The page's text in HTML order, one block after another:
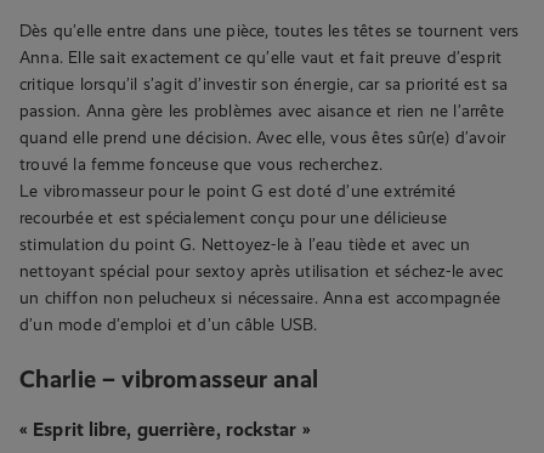
Dès qu’elle entre dans une pièce, toutes les têtes se tournent vers
Anna. Elle sait exactement ce qu’elle vaut et fait preuve d’esprit
critique lorsqu’il s’agit d’investir son énergie, car sa priorité est sa
passion. Anna gère les problèmes avec aisance et rien ne l’arrête
quand elle prend une décision. Avec elle, vous êtes sûr(e) d’avoir
trouvé la femme fonceuse que vous recherchez.
Le vibromasseur pour le point G est doté d’une extrémité
recourbée et est spécialement conçu pour une délicieuse
stimulation du point G. Nettoyez-le à l’eau tiède et avec un
nettoyant spécial pour sextoy après utilisation et séchez-le avec
un chiffon non pelucheux si nécessaire. Anna est accompagnée
d’un mode d’emploi et d’un câble USB.
Charlie – vibromasseur anal
« Esprit libre, guerrière, rockstar »